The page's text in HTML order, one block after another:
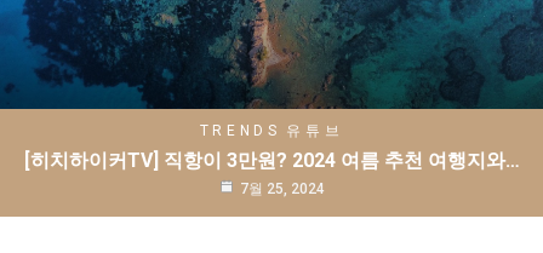
TRENDS 유튜브
[히치하이커TV] 직항이 3만원? 2024 여름 추천 여행지와…
7월 25, 2024